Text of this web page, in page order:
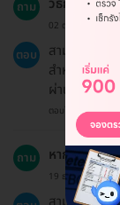
ถาม
02 ต.ค. 2024
ตอบ
สามารถชำร
สำหรับยอดตั้
ผ่านบัตรเครดิ
ตอบโดยทีมงาน HD
ถาม หากเปลี่ยนใ
19 ธ.ค. 2024